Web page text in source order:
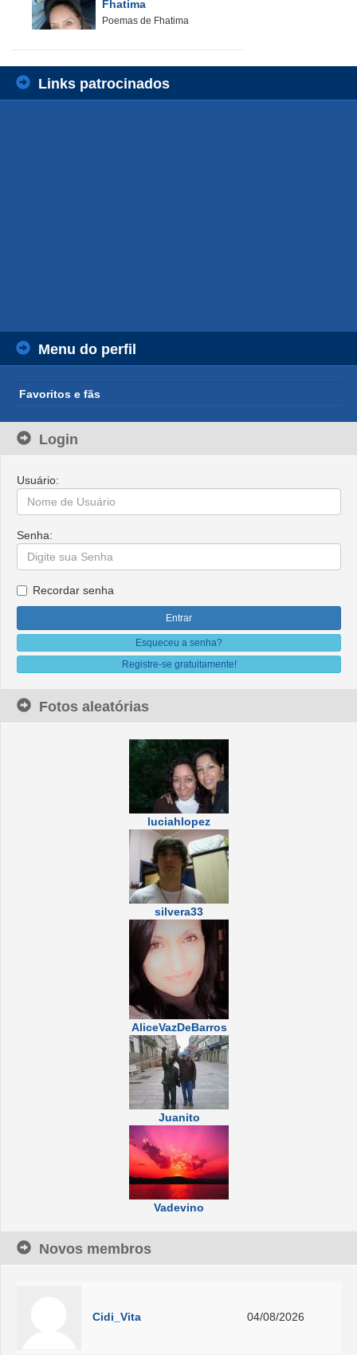
Fhatima
Poemas de Fhatima
Links patrocinados
Menu do perfil
Favoritos e fãs
Login
Usuário:
Senha:
Recordar senha
Esqueceu a senha?
Registre-se gratuitamente!
Fotos aleatórias
luciahlopez
silvera33
AliceVazDeBarros
Juanito
Vadevino
Novos membros
Cidi_Vita 04/08/2026